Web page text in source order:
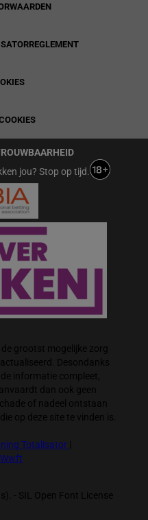
jou? Stop op tijd.
grootst mogelijke zorg
Desondanks
informatie compleet,
dan ook geen
of nadeel ontstaan
op deze site te vinden is.
Totalisator
Wwft
- SIL Open Font License